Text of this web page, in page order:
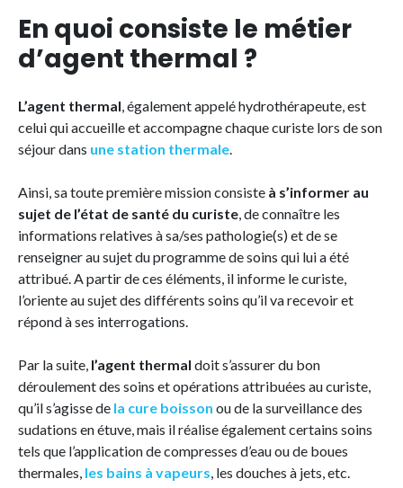
En quoi consiste le métier
d’agent thermal ?
L’agent thermal, également appelé hydrothérapeute, est
celui qui accueille et accompagne chaque curiste lors de son
séjour dans une station thermale.
Ainsi, sa toute première mission consiste à s’informer au
sujet de l’état de santé du curiste, de connaître les
informations relatives à sa/ses pathologie(s) et de se
renseigner au sujet du programme de soins qui lui a été
attribué. A partir de ces éléments, il informe le curiste,
l’oriente au sujet des différents soins qu’il va recevoir et
répond à ses interrogations.
Par la suite, l’agent thermal doit s’assurer du bon
déroulement des soins et opérations attribuées au curiste,
qu’il s’agisse de la cure boisson ou de la surveillance des
sudations en étuve, mais il réalise également certains soins
tels que l’application de compresses d’eau ou de boues
thermales, les bains à vapeurs, les douches à jets, etc.